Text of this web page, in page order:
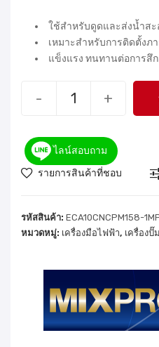
ใช้สำหรับดูดและส่งน้ำสะ
เหมาะสำหรับการติดตั้งภ
แข็งแรง ทนทานต่อการสึ
- +
ไลน์สอบถาม
รายการสินค้าที่ชอบ
รหัสสินค้า: ECA10CNCPM158-
หมวดหมู่: เครื่องมือไฟฟ้า, เครื่องปั๊